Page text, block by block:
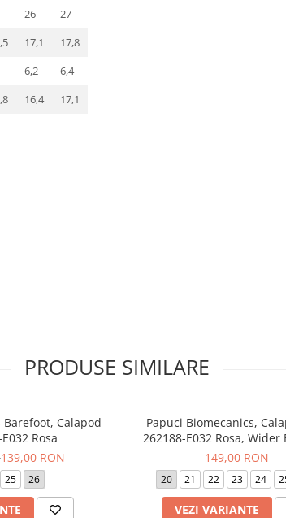
26
27
17,1
17,8
6,2
6,4
16,4
17,1
PRODUSE SIMILARE
Calapod
Rosa
139,00 RON
25 26
Papuci Biomecanics,
262188-E032 Rosa, Wider
149,00 RON
20 21 22 23 24
VEZI VARIANTE